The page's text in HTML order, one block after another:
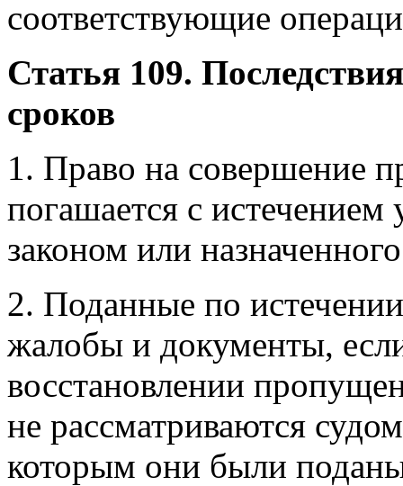
соответствующие
Статья 109.
сроков
1. Право на совершение
погашается с
законом или
2. Поданные по
жалобы и документы,
восстановлении
не рассматриваются
которым они были